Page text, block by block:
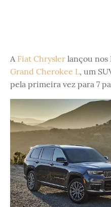
A Fiat Chrysler lançou nos
Grand Cherokee L, um
pela primeira vez para 7